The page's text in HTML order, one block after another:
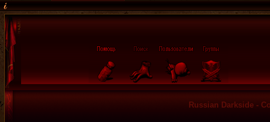
Russian Darkside -